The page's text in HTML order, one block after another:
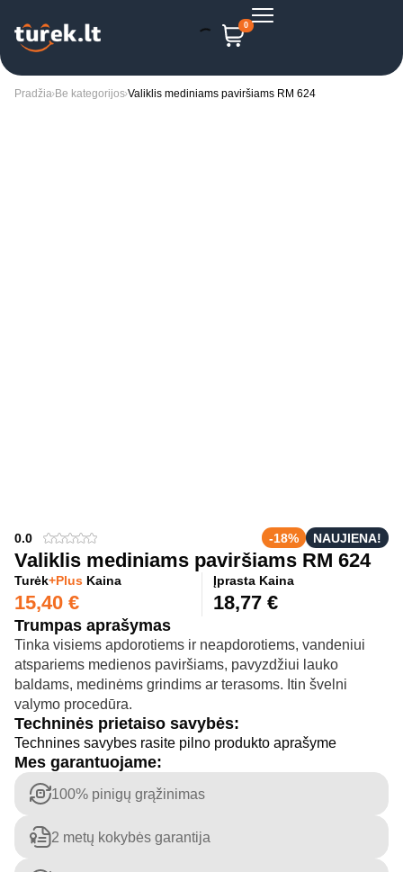
0
Pradžia Be kategorijos Valiklis mediniams paviršiams RM 624
0.0 -18% NAUJIENA!
Valiklis mediniams paviršiams RM 624
Turėk+Plus Kaina
15,40 €
Įprasta Kaina
18,77 €
Trumpas aprašymas
Tinka visiems apdorotiems ir neapdorotiems, vandeniui
atspariems medienos paviršiams, pavyzdžiui lauko
baldams, medinėms grindims ar terasoms. Itin švelni
valymo procedūra.
Techninės prietaiso savybės:
Technines savybes rasite pilno produkto aprašyme
Mes garantuojame:
100% pinigų grąžinimas
2 metų kokybės garantija